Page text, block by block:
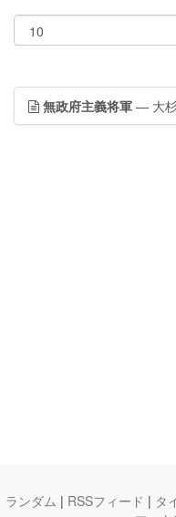
無政府主義将軍 — 大
ランダム | RSSフィード | タ